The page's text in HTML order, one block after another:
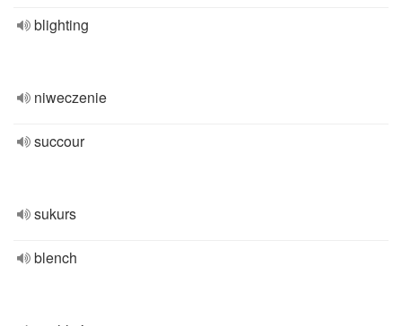
blighting
niweczenie
succour
sukurs
blench